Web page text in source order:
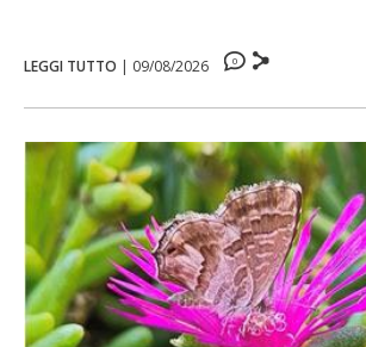
LEGGI TUTTO | 09/08/2026 0